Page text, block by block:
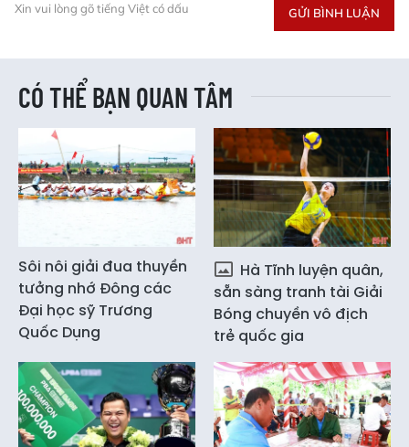
Xin vui lòng gõ tiếng Việt có dấu GỬI BÌNH LUẬN
CÓ THỂ BẠN QUAN TÂM
Sôi nôi giải đua thuyền
tưởng nhớ Đông các
Đại học sỹ Trương
Quốc Dụng
Hà Tĩnh luyện quân,
sẵn sàng tranh tài Giải
Bóng chuyền vô địch
trẻ quốc gia